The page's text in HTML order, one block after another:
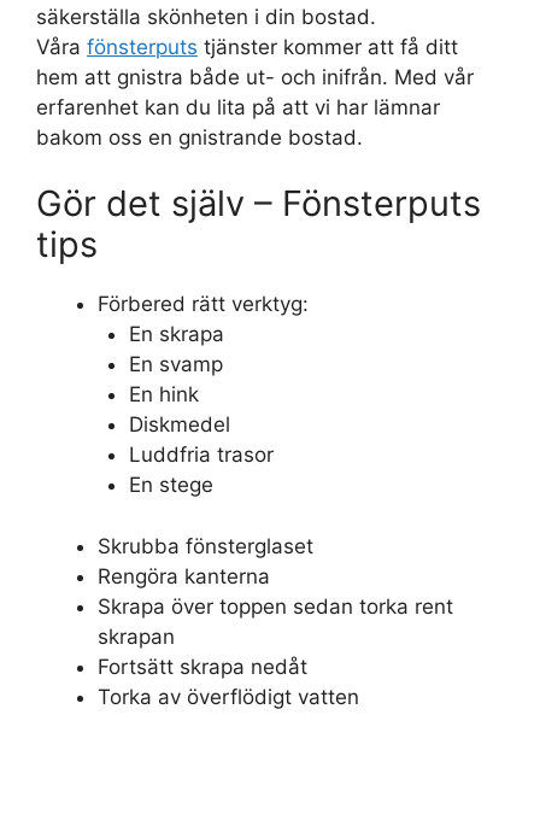
säkerställa skönheten i din bostad.
Våra fönsterputs tjänster kommer att få ditt
hem att gnistra både ut- och inifrån. Med vår
erfarenhet kan du lita på att vi har lämnar
bakom oss en gnistrande bostad.
Gör det själv – Fönsterputs
tips
Förbered rätt verktyg:
En skrapa
En svamp
En hink
Diskmedel
Luddfria trasor
En stege
Skrubba fönsterglaset
Rengöra kanterna
Skrapa över toppen sedan torka rent
skrapan
Fortsätt skrapa nedåt
Torka av överflödigt vatten